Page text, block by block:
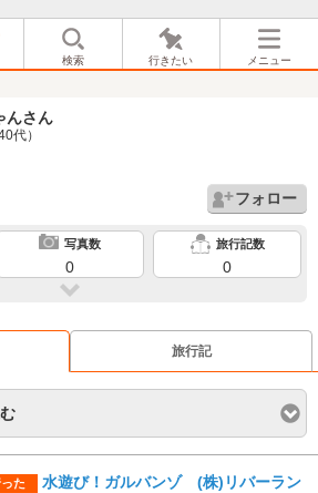
検索 行きたい メニュー
んさん
代）
フォロー
写真数
0
旅行記数
0
旅行記
た
水遊び！ガルバンゾ (株)リバーラン